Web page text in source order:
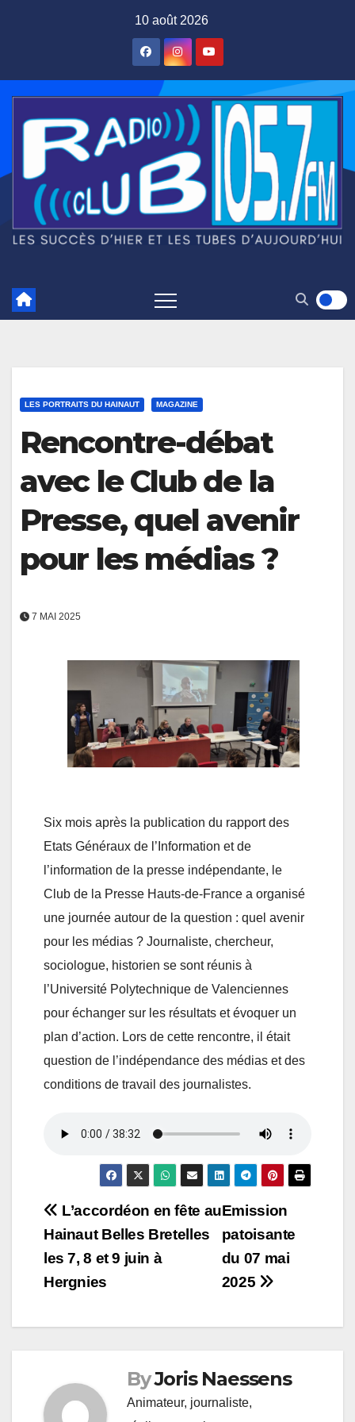
10 août 2026
LES PORTRAITS DU HAINAUT MAGAZINE
Rencontre-débat
avec le Club de la
Presse, quel avenir
pour les médias ?
7 MAI 2025
Six mois après la publication du rapport des
Etats Généraux de l’Information et de
l’information de la presse indépendante, le
Club de la Presse Hauts-de-France a organisé
une journée autour de la question : quel avenir
pour les médias ? Journaliste, chercheur,
sociologue, historien se sont réunis à
l’Université Polytechnique de Valenciennes
pour échanger sur les résultats et évoquer un
plan d’action. Lors de cette rencontre, il était
question de l’indépendance des médias et des
conditions de travail des journalistes.
Navigation
de
l’article
Emission
patoisante
du 07 mai
2025
L’accordéon en fête au
Hainaut Belles Bretelles
les 7, 8 et 9 juin à
Hergnies
ByJoris Naessens
Animateur, journaliste,